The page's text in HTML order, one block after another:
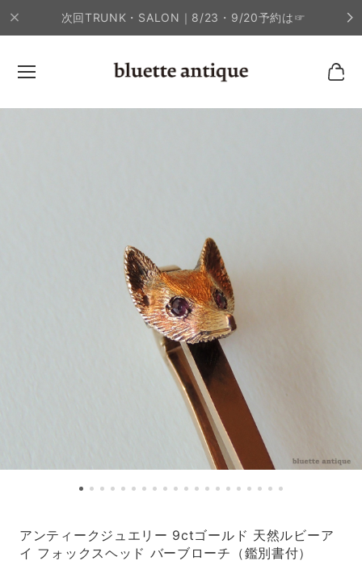
次回TRUNK・SALON｜8/23・9/20予約は☞
アンティークジュエリー 9ctゴールド 天然ルビーア
イ フォックスヘッド バーブローチ（鑑別書付）